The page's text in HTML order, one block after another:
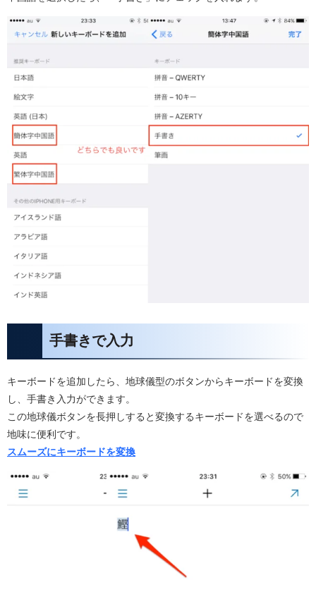
手書きで入力
キーボードを追加したら、地球儀型のボタンからキーボードを変換
し、手書き入力ができます。
この地球儀ボタンを長押しすると変換するキーボードを選べるので
地味に便利です。
スムーズにキーボードを変換